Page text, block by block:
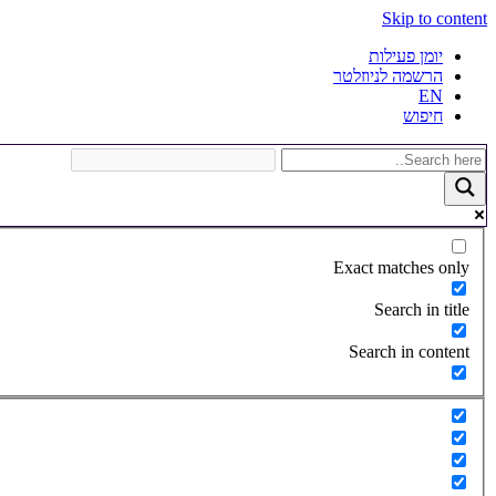
Skip to content
יומן פעילות
הרשמה לניוזלטר
EN
חיפוש
Exact matches only
Search in title
Search in content